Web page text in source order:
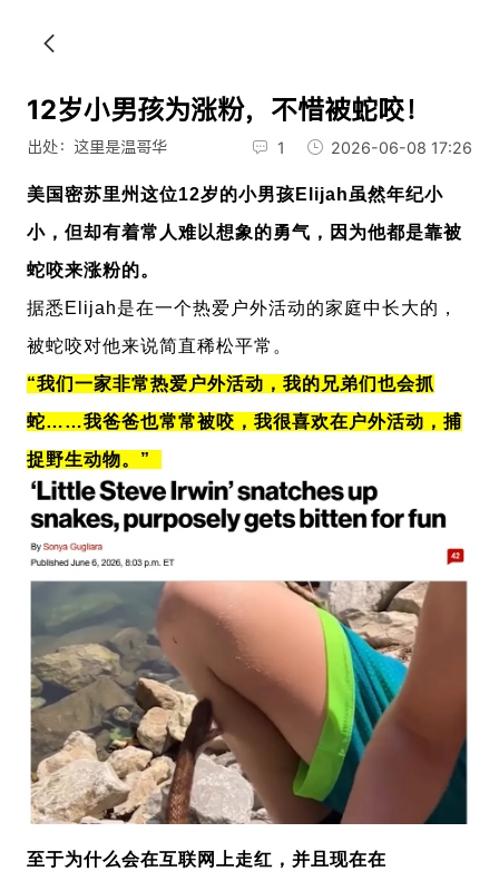
12岁小男孩为涨粉，不惜被蛇咬！
出处：这里是温哥华 1 2026-06-08 17:26
美国密苏里州这位12岁的小男孩 Elijah虽然年纪小
小，但却有着常人难以想象的勇气，因为他都是靠被
蛇咬来涨粉的。
据悉 Elijah是在一个热爱户外活动的家庭中长大的，
被蛇咬对他来说简直稀松平常。
“我们一家非常热爱户外活动，我的兄弟们也会抓
蛇……我爸爸也常常被咬，我很喜欢在户外活动，捕
捉野生动物。”
至于为什么会在互联网上走红，并且现在在